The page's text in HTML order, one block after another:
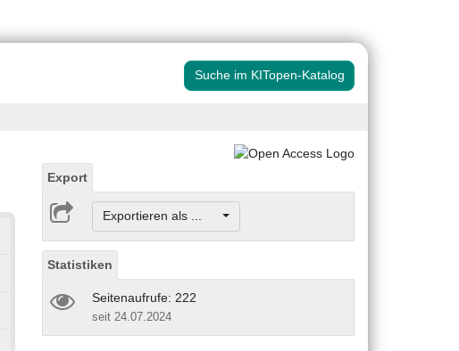
Suche im KITopen-Katalog
Export
Exportieren als ...
Statistiken
Seitenaufrufe: 222
seit 24.07.2024